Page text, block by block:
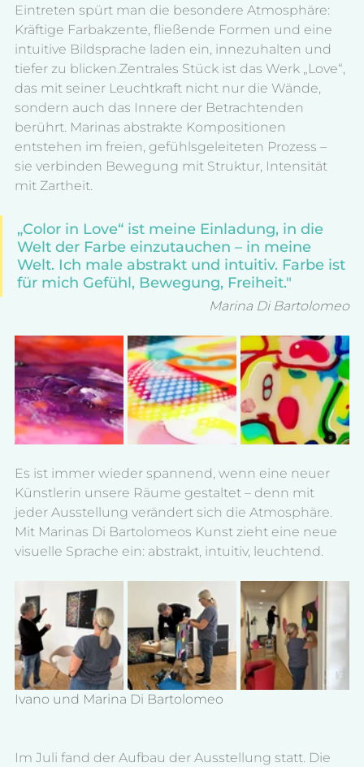
Eintreten spürt man die besondere Atmosphäre:
Kräftige Farbakzente, fließende Formen und eine
intuitive Bildsprache laden ein, innezuhalten und
tiefer zu blicken.Zentrales Stück ist das Werk „Love“,
das mit seiner Leuchtkraft nicht nur die Wände,
sondern auch das Innere der Betrachtenden
berührt. Marinas abstrakte Kompositionen
entstehen im freien, gefühlsgeleiteten Prozess –
sie verbinden Bewegung mit Struktur, Intensität
mit Zartheit.
„Color in Love“ ist meine Einladung, in die
Welt der Farbe einzutauchen – in meine
Welt. Ich male abstrakt und intuitiv. Farbe ist
für mich Gefühl, Bewegung, Freiheit."
Marina Di Bartolomeo
Es ist immer wieder spannend, wenn eine neuer
Künstlerin unsere Räume gestaltet – denn mit
jeder Ausstellung verändert sich die Atmosphäre.
Mit Marinas Di Bartolomeos Kunst zieht eine neue
visuelle Sprache ein: abstrakt, intuitiv, leuchtend.
Ivano und Marina Di Bartolomeo
Im Juli fand der Aufbau der Ausstellung statt. Die